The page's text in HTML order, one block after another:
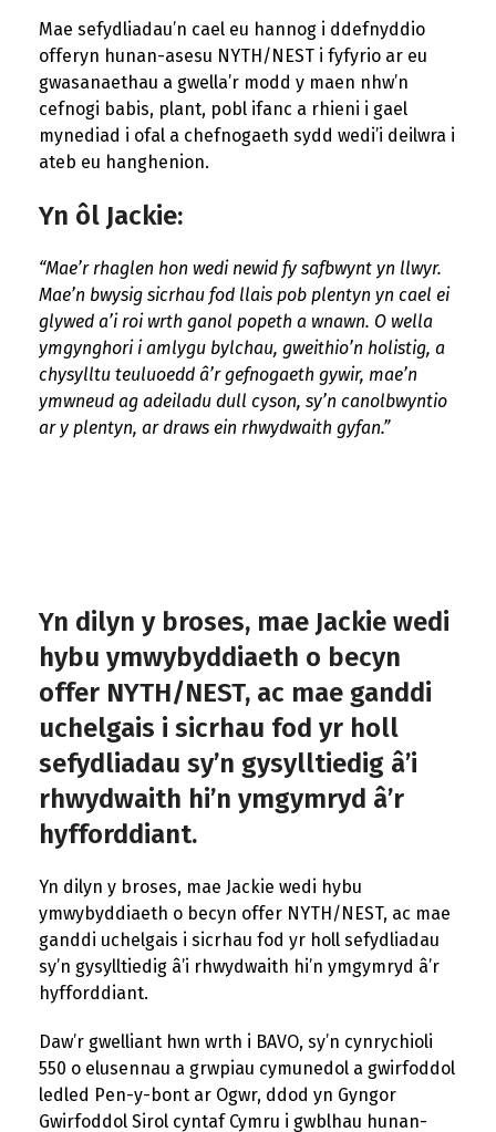
Mae sefydliadau’n cael eu hannog i ddefnyddio
offeryn hunan-asesu NYTH/NEST i fyfyrio ar eu
gwasanaethau a gwella’r modd y maen nhw’n
cefnogi babis, plant, pobl ifanc a rhieni i gael
mynediad i ofal a chefnogaeth sydd wedi’i deilwra i
ateb eu hanghenion.
Yn ôl Jackie:
“Mae’r rhaglen hon wedi newid fy safbwynt yn llwyr.
Mae’n bwysig sicrhau fod llais pob plentyn yn cael ei
glywed a’i roi wrth ganol popeth a wnawn. O wella
ymgynghori i amlygu bylchau, gweithio’n holistig, a
chysylltu teuluoedd â’r gefnogaeth gywir, mae’n
ymwneud ag adeiladu dull cyson, sy’n canolbwyntio
ar y plentyn, ar draws ein rhwydwaith gyfan.”
Yn dilyn y broses, mae Jackie wedi
hybu ymwybyddiaeth o becyn
offer NYTH/NEST, ac mae ganddi
uchelgais i sicrhau fod yr holl
sefydliadau sy’n gysylltiedig â’i
rhwydwaith hi’n ymgymryd â’r
hyfforddiant.
Yn dilyn y broses, mae Jackie wedi hybu
ymwybyddiaeth o becyn offer NYTH/NEST, ac mae
ganddi uchelgais i sicrhau fod yr holl sefydliadau
sy’n gysylltiedig â’i rhwydwaith hi’n ymgymryd â’r
hyfforddiant.
Daw’r gwelliant hwn wrth i BAVO, sy’n cynrychioli
550 o elusennau a grwpiau cymunedol a gwirfoddol
ledled Pen-y-bont ar Ogwr, ddod yn Gyngor
Gwirfoddol Sirol cyntaf Cymru i gwblhau hunan-